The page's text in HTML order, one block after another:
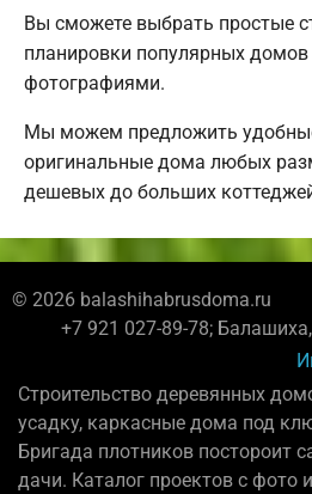
Вы сможете выбрать простые
планировки популярных
фотографиями.
Мы можем предложить
оригинальные дома любых
дешевых до больших
© 2026 balashihabrusdoma.ru
+7 921 027-89-78;
Строительство деревянных
усадку, каркасные дома под
Бригада плотников постороит
дачи. Каталог проектов с фото